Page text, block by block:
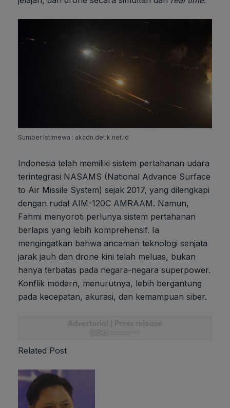
Sumber Istimewa : akcdn.detik.net.id
Indonesia telah memiliki sistem pertahanan udara
terintegrasi NASAMS (National Advance Surface
to Air Missile System) sejak 2017, yang dilengkapi
dengan rudal AIM-120C AMRAAM. Namun,
Fahmi menyoroti perlunya sistem pertahanan
berlapis yang lebih komprehensif. Ia
mengingatkan bahwa ancaman teknologi senjata
jarak jauh dan drone kini telah meluas, bukan
hanya terbatas pada negara-negara superpower.
Konflik modern, menurutnya, lebih bergantung
pada kecepatan, akurasi, dan kemampuan siber.
Related Post